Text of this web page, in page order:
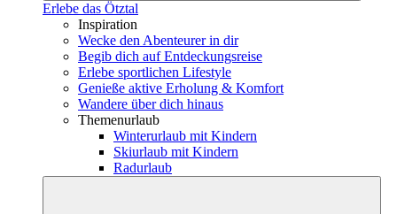
Erlebe das Ötztal
Inspiration
Wecke den Abenteurer in dir
Begib dich auf Entdeckungsreise
Erlebe sportlichen Lifestyle
Genieße aktive Erholung & Komfort
Wandere über dich hinaus
Themenurlaub
Winterurlaub mit Kindern
Skiurlaub mit Kindern
Radurlaub